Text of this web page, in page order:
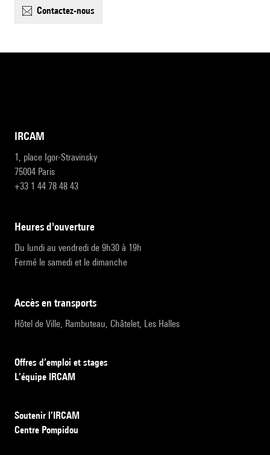
contactez-nous
IRCAM
1, place Igor-Stravinsky
75004 Paris
+33 1 44 78 48 43
heures d'ouverture
Du lundi au vendredi de 9h30 à 19h
Fermé le samedi et le dimanche
accès en transports
Hôtel de Ville, Rambuteau, Châtelet, Les Halles
Offres d’emploi et stages
L’équipe IRCAM
Soutenir l’IRCAM
Centre Pompidou